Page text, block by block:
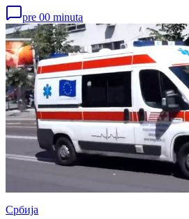
pre 00 minuta
Србија